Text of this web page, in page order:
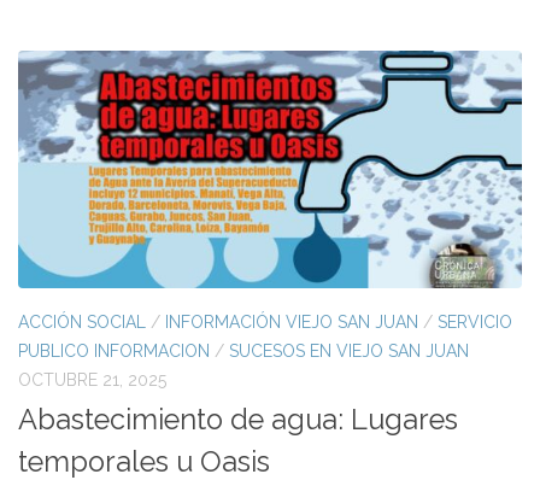
ACCIÓN SOCIAL / INFORMACIÓN VIEJO SAN JUAN / SERVICIO
PUBLICO INFORMACION / SUCESOS EN VIEJO SAN JUAN
OCTUBRE 21, 2025
Abastecimiento de agua: Lugares
temporales u Oasis